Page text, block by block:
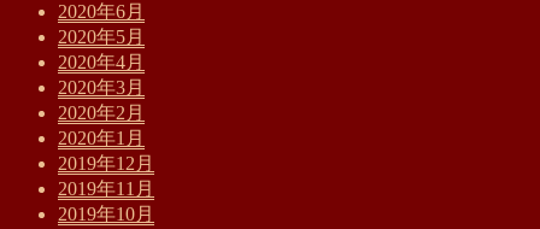
2020年6月
2020年5月
2020年4月
2020年3月
2020年2月
2020年1月
2019年12月
2019年11月
2019年10月